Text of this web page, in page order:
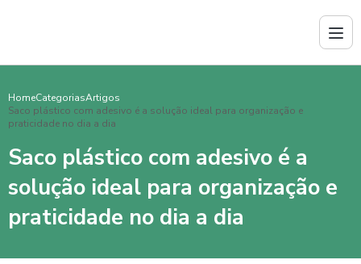
HomeCategoriasArtigos
Saco plástico com adesivo é a solução ideal para organização e
praticidade no dia a dia
Saco plástico com adesivo é a
solução ideal para organização e
praticidade no dia a dia